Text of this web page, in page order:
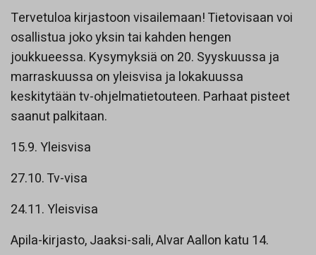
Tervetuloa kirjastoon visailemaan! Tietovisaan voi
osallistua joko yksin tai kahden hengen
joukkueessa. Kysymyksiä on 20. Syyskuussa ja
marraskuussa on yleisvisa ja lokakuussa
keskitytään tv-ohjelmatietouteen. Parhaat pisteet
saanut palkitaan.
15.9. Yleisvisa
27.10. Tv-visa
24.11. Yleisvisa
Apila-kirjasto, Jaaksi-sali, Alvar Aallon katu 14.